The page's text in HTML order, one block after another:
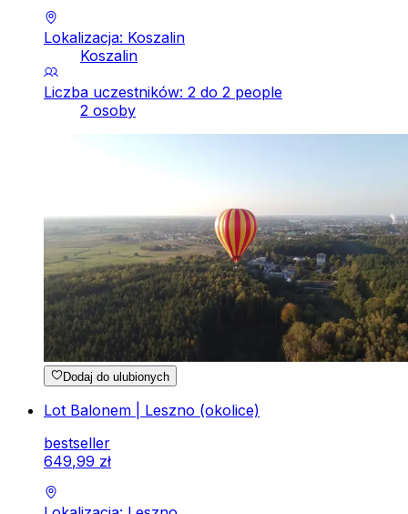
Lokalizacja: Koszalin
Koszalin
Liczba uczestników: 2 do 2 people
2 osoby
Dodaj do ulubionych
Lot Balonem | Leszno (okolice)
bestseller
649,99 zł